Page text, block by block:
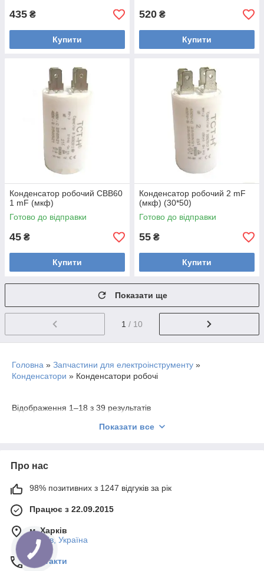
435 ₴
Купити
520 ₴
Купити
Конденсатор робочий CBB60
1 mF (мкф)
Готово до відправки
45 ₴
Купити
Конденсатор робочий 2 mF
(мкф) (30*50)
Готово до відправки
55 ₴
Купити
Показати ще
1 / 10
Головна » Запчастини для електроінструменту »
Конденсатори » Конденсатори робочі
Відображення 1–18 з 39 результатів
Конденсатор робочий mF 100,
смітник
Конденсатор робочий 80 mF TCT-H
(50*120)
173грн.
Показати все
Про нас
98% позитивних з 1247 відгуків за рік
Працює з 22.09.2015
м. Харків
Харків, Україна
Контакти